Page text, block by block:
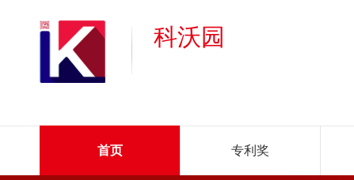
科沃园
首页 专利奖